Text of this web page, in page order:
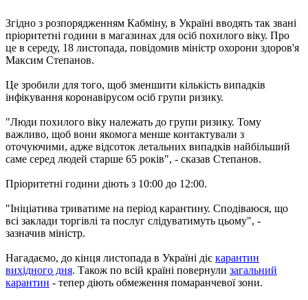
Згідно з розпорядженням Кабміну, в Україні вводять так звані
пріоритетні години в магазинах для осіб похилого віку. Про
це в середу, 18 листопада, повідомив міністр охорони здоров'я
Максим Степанов.
Це зробили для того, щоб зменшити кількість випадків
інфікування коронавірусом осіб групи ризику.
"Люди похилого віку належать до групи ризику. Тому
важливо, щоб вони якомога менше контактували з
оточуючими, адже відсоток летальних випадків найбільший
саме серед людей старше 65 років", - сказав Степанов.
Пріоритетні години діють з 10:00 до 12:00.
"Ініціатива триватиме на період карантину. Сподіваюся, що
всі заклади торгівлі та послуг слідуватимуть цьому", -
зазначив міністр.
Нагадаємо, до кінця листопада в Україні діє карантин
вихідного дня. Також по всій країні повернули загальний
карантин - тепер діють обмеження помаранчевої зони.